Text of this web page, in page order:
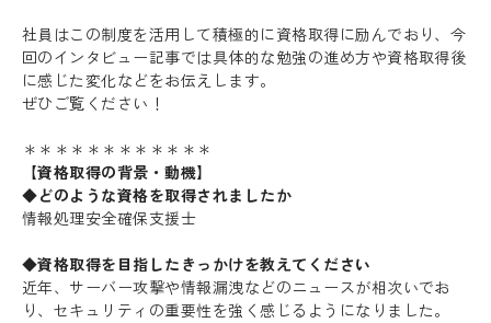
社員はこの制度を活用して積極的に資格取得に励んでおり、今
回のインタビュー記事では具体的な勉強の進め方や資格取得後
に感じた変化などをお伝えします。
ぜひご覧ください！
＊＊＊＊＊＊＊＊＊＊＊＊
【資格取得の背景・動機】
◆どのような資格を取得されましたか
情報処理安全確保支援士
◆資格取得を目指したきっかけを教えてください
近年、サーバー攻撃や情報漏洩などのニュースが相次いでお
り、セキュリティの重要性を強く感じるようになりました。